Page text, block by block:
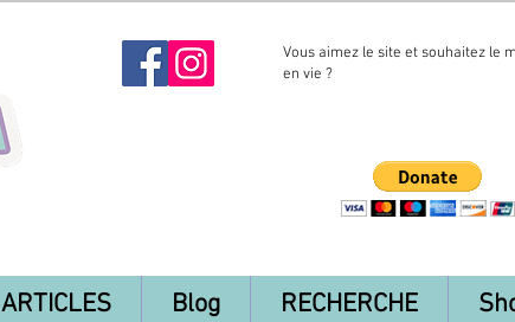
Vous aimez le site et souhaitez le
en vie ?
ARTICLES Blog RECHERCHE